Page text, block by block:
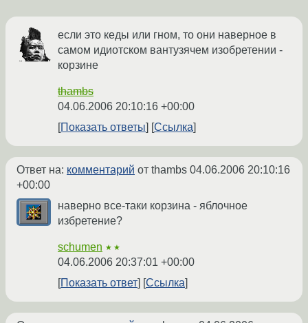
если это кеды или гном, то они наверное в
самом идиотском вантузячем изобретении -
корзине
thambs
04.06.2006 20:10:16 +00:00
Показать ответы
Ссылка
Ответ на: комментарий от thambs 04.06.2006 20:10:16
+00:00
наверно все-таки корзина - яблочное
избретение?
schumen ★★
04.06.2006 20:37:01 +00:00
Показать ответ
Ссылка